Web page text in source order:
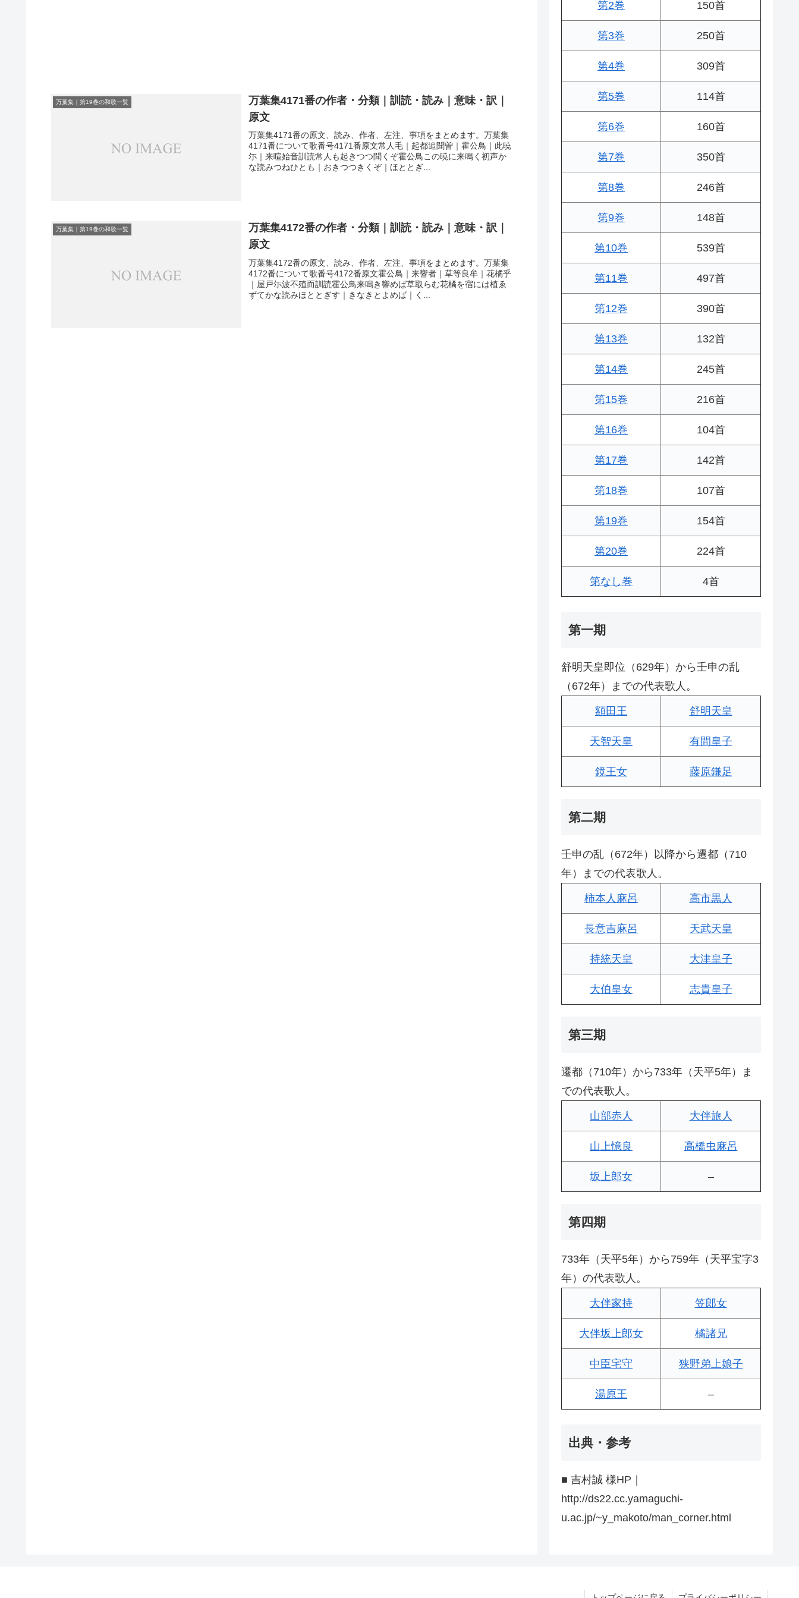
万葉集｜第19巻の和歌一覧
万葉集4171番の作者・分類｜訓読・読み｜意味・訳｜
原文
万葉集4171番の原文、読み、作者、左注、事項をまとめます。万葉集
4171番について歌番号4171番原文常人毛｜起都追聞曽｜霍公鳥｜此暁
尓｜来喧始音訓読常人も起きつつ聞くぞ霍公鳥この暁に来鳴く初声か
な読みつねひとも｜おきつつきくぞ｜ほととぎ...
万葉集｜第19巻の和歌一覧
万葉集4172番の作者・分類｜訓読・読み｜意味・訳｜
原文
万葉集4172番の原文、読み、作者、左注、事項をまとめます。万葉集
4172番について歌番号4172番原文霍公鳥｜来響者｜草等良牟｜花橘乎
｜屋戸尓波不殖而訓読霍公鳥来鳴き響めば草取らむ花橘を宿には植ゑ
ずてかな読みほととぎす｜きなきとよめば｜く...
第2巻 150首
第3巻 250首
第4巻 309首
第5巻 114首
第6巻 160首
第7巻 350首
第8巻 246首
第9巻 148首
第10巻 539首
第11巻 497首
第12巻 390首
第13巻 132首
第14巻 245首
第15巻 216首
第16巻 104首
第17巻 142首
第18巻 107首
第19巻 154首
第20巻 224首
第なし巻 4首
第一期
舒明天皇即位（629年）から壬申の乱
（672年）までの代表歌人。
額田王 舒明天皇
天智天皇 有間皇子
鏡王女 藤原鎌足
第二期
壬申の乱（672年）以降から遷都（710
年）までの代表歌人。
柿本人麻呂 高市黒人
長意吉麻呂 天武天皇
持統天皇 大津皇子
大伯皇女 志貴皇子
第三期
遷都（710年）から733年（天平5年）ま
での代表歌人。
山部赤人 大伴旅人
山上憶良 高橋虫麻呂
坂上郎女 –
第四期
733年（天平5年）から759年（天平宝字3
年）の代表歌人。
大伴家持 笠郎女
大伴坂上郎女 橘諸兄
中臣宅守 狭野弟上娘子
湯原王 –
出典・参考
■ 吉村誠 様HP｜
http://ds22.cc.yamaguchi-
u.ac.jp/~y_makoto/man_corner.html